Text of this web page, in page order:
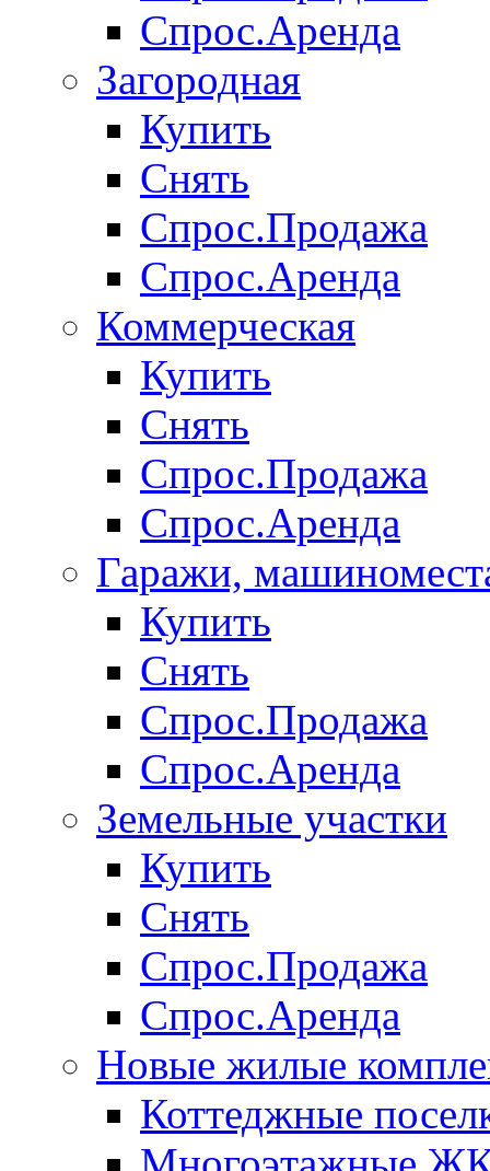
Спрос.Аренда
Загородная
Купить
Снять
Спрос.Продажа
Спрос.Аренда
Коммерческая
Купить
Снять
Спрос.Продажа
Спрос.Аренда
Гаражи,
Купить
Снять
Спрос.Продажа
Спрос.Аренда
Земельные участки
Купить
Снять
Спрос.Продажа
Спрос.Аренда
Новые жилые
Коттеджные